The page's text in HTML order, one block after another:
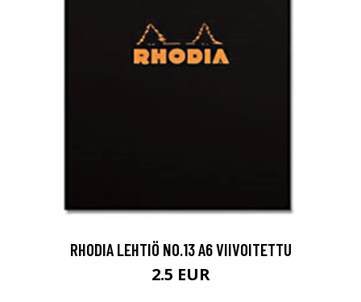
RHODIA LEHTIÖ NO.13 A6 VIIVOITETTU
2.5 EUR